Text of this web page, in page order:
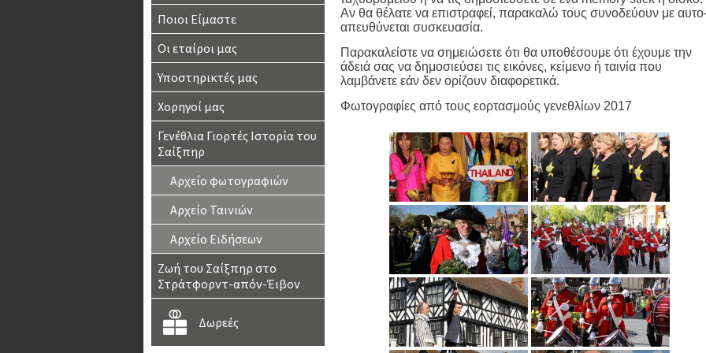
Ποιοι Είμαστε
Οι εταίροι μας
Υποστηρικτές μας
Χορηγοί μας
Γενέθλια Γιορτές Ιστορία του
Σαίξπηρ
Αρχείο φωτογραφιών
Αρχείο Ταινιών
Αρχείο Ειδήσεων
Ζωή του Σαίξπηρ στο
Στράτφορντ-απόν-Έιβον
Δωρεές
Αν θα θέλατε να επιστραφεί, παρακαλώ τους συνοδεύουν με
απευθύνεται συσκευασία.
Παρακαλείστε να σημειώσετε ότι θα υποθέσουμε ότι έχουμε την
άδειά σας να δημοσιεύσει τις εικόνες, κείμενο ή ταινία που
λαμβάνετε εάν δεν ορίζουν διαφορετικά.
Φωτογραφίες από τους εορτασμούς γενεθλίων 2017